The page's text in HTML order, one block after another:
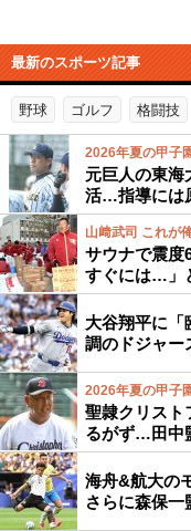
最新のスポーツ記事
野球 ゴルフ 格闘技
2026年夏の甲子
元巨人の東海
活…指導には
山﨑武司 これが
サウナで震
すぐには…」
大谷翔平に「
調のドジャー
2026年夏の甲子
聖隷クリスト
るがず…田中
海舟&航大の
さらに森保一